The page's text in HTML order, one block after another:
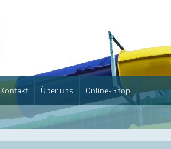
Kontakt Über uns Online-Shop